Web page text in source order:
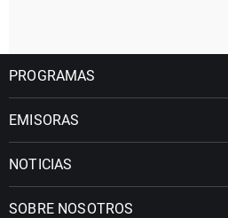
PROGRAMAS
EMISORAS
NOTICIAS
SOBRE NOSOTROS